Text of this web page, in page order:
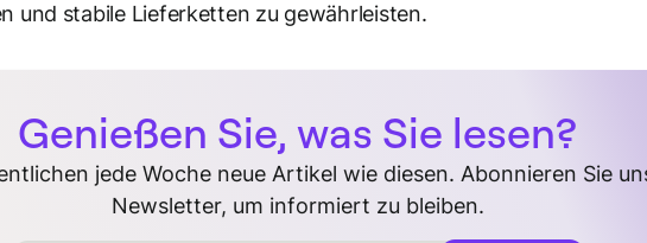
und stabile Lieferketten zu gewährleisten.
Genießen Sie, was Sie lesen?
jede Woche neue Artikel wie diesen. Abonnieren Sie
Newsletter, um informiert zu bleiben.